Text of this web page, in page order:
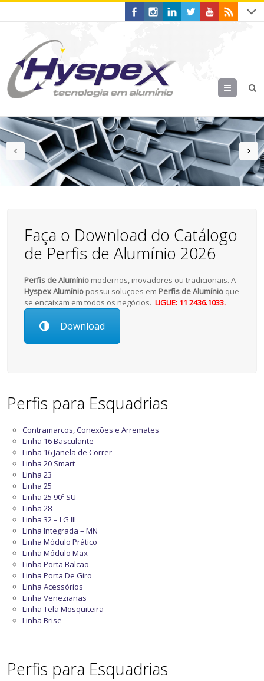
Menu
prev
Faça o Download do Catálogo
de Perfis de Alumínio 2026
Perfis de Alumínio modernos, inovadores ou tradicionais. A
Hyspex Alumínio possui soluções em Perfis de Alumínio que
se encaixam em todos os negócios.LIGUE: 11 2436.1033.
Download
Perfis para Esquadrias
Contramarcos, Conexões e Arremates
Linha 16 Basculante
Linha 16 Janela de Correr
Linha 20 Smart
Linha 23
Linha 25
Linha 25 90º SU
Linha 28
Linha 32 – LG III
Linha Integrada – MN
Linha Módulo Prático
Linha Módulo Max
Linha Porta Balcão
Linha Porta De Giro
Linha Acessórios
Linha Venezianas
Linha Tela Mosquiteira
Linha Brise
Perfis para Esquadrias